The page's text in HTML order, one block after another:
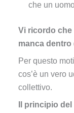
che un
Vi ricordo che
manca dentro
Per questo
cos’è un vero
collettivo.
Il principio